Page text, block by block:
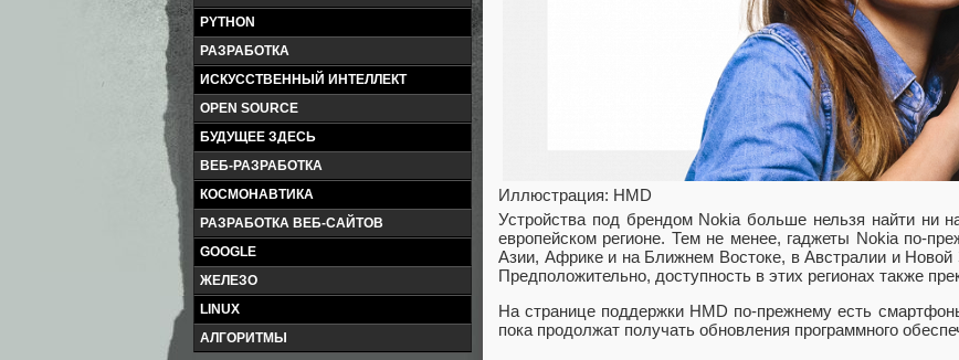
PYTHON
РАЗРАБОТКА
ИСКУССТВЕННЫЙ ИНТЕЛЛЕКТ
OPEN SOURCE
БУДУЩЕЕ ЗДЕСЬ
ВЕБ-РАЗРАБОТКА
КОСМОНАВТИКА
РАЗРАБОТКА ВЕБ-САЙТОВ
GOOGLE
ЖЕЛЕЗО
LINUX
АЛГОРИТМЫ
Иллюстрация: HMD
Устройства под брендом Nokia больше нельзя найти ни
европейском регионе. Тем не менее, гаджеты Nokia по-
Азии, Африке и на Ближнем Востоке, в Австралии и Новой
Предположительно, доступность в этих регионах также
На странице поддержки HMD по-прежнему есть
пока продолжат получать обновления программного